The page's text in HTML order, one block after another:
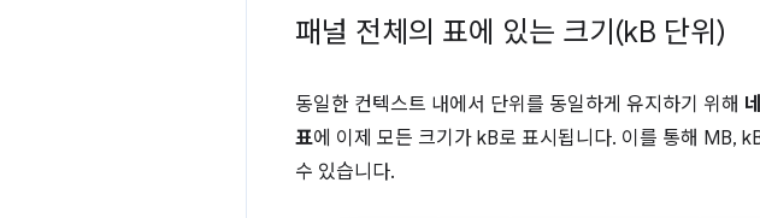
패널 전체의 표에 있는 크기(kB 단위)
동일한 컨텍스트 내에서 단위를 동일하게 유지하기 위해
표에 이제 모든 크기가 kB로 표시됩니다. 이를 통해 MB,
수 있습니다.